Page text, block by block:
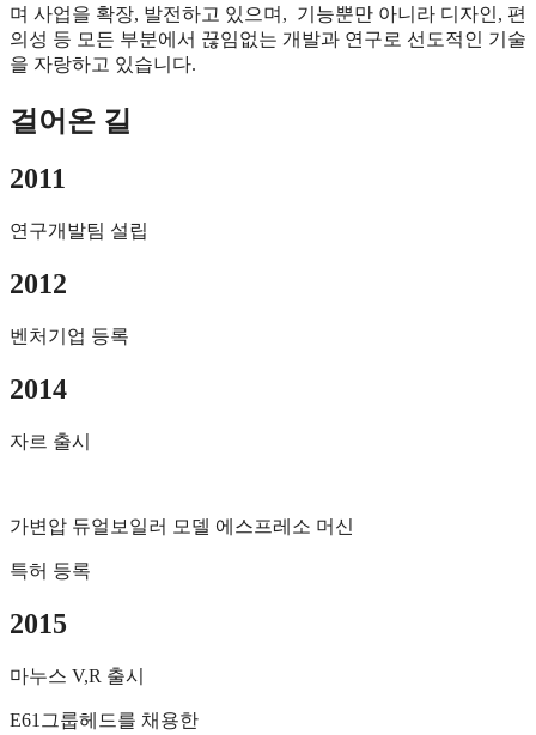
며 사업을 확장, 발전하고 있으며, 기능뿐만 아니라 디자인, 편
의성 등 모든 부분에서 끊임없는 개발과 연구로 선도적인 기술
을 자랑하고 있습니다.
걸어온 길
2011
연구개발팀 설립
2012
벤처기업 등록
2014
자르 출시
가변압 듀얼보일러 모델 에스프레소 머신
특허 등록
2015
마누스 V,R 출시
E61그룹헤드를 채용한